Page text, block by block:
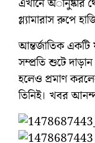
এখানে অানুষ্কার
গ্ল্যামারাস রুপে
আন্তর্জাতিক একটি
সম্প্রতি শুটে
হলেও প্রমাণ
তিনিই। খবর